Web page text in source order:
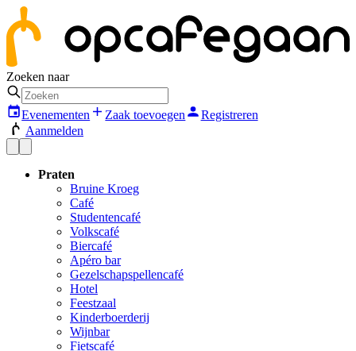
Zoeken naar
Evenementen Zaak toevoegen
Registreren
Aanmelden
Praten
Bruine Kroeg
Café
Studentencafé
Volkscafé
Biercafé
Apéro bar
Gezelschapspellencafé
Hotel
Feestzaal
Kinderboerderij
Wijnbar
Fietscafé